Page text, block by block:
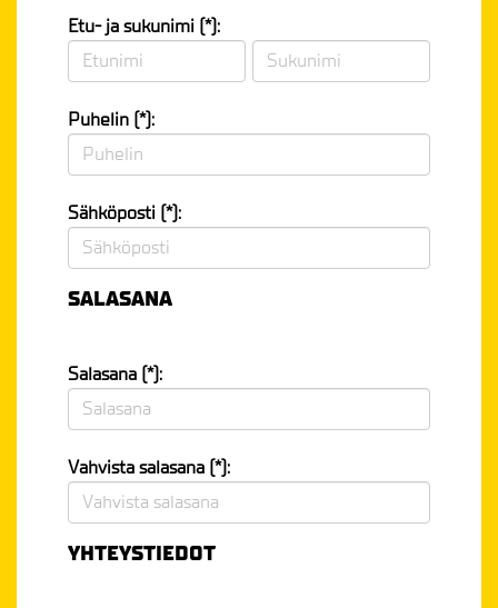
Etu- ja sukunimi (*):
Puhelin (*):
Sähköposti (*):
SALASANA
Salasana (*):
Vahvista salasana (*):
YHTEYSTIEDOT